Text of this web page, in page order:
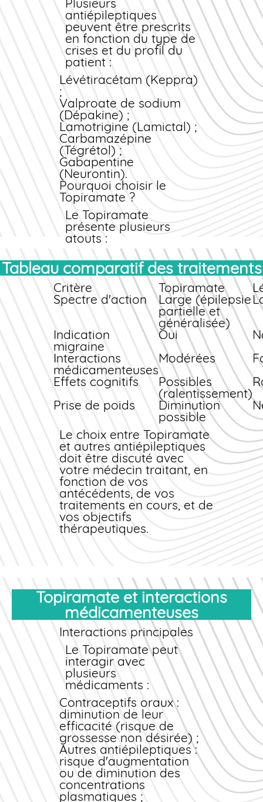
surveillance médicale,
notamment en raison
de ses interactions
médicamenteuses
possibles et de ses
effets sur le système
nerveux central. Le
questionnaire de santé
permet d'identifier les
contre-indications et
d'adapter le
traitement à votre
situation personnelle.
antiépileptiques
peuvent être prescrits
en fonction du type de
crises et du profil du
patient :
Lévétiracétam (Keppra)
;
Valproate de sodium
(Dépakine) ;
Lamotrigine (Lamictal) ;
Carbamazépine
(Tégrétol) ;
Gabapentine
(Neurontin).
Pourquoi choisir le
Topiramate ?
Le Topiramate
présente plusieurs
atouts :
Efficacité démontrée sur
plusieurs types
d'épilepsie ;
Double indication :
épilepsie et prévention
des migraines ;
Possibilité d'usage en
monothérapie ou en
association ;
Effet potentiel sur la
réduction pondérale
(sous surveillance
médicale).
Tableau comparatif des traitements
Critère Topiramate
Spectre d'action Large (épilepsie
partielle et
généralisée)
Indication
migraine
Oui
Interactions
médicamenteuses
Modérées
Effets cognitifs
Possibles
(ralentissement)
Prise de poids
Diminution
possible
Le choix entre Topiramate
et autres antiépileptiques
doit être discuté avec
votre médecin traitant, en
fonction de vos
antécédents, de vos
traitements en cours, et de
vos objectifs
thérapeutiques.
Topiramate et interactions
médicamenteuses
Interactions principales
Le Topiramate peut
interagir avec
plusieurs
médicaments :
Contraceptifs oraux :
diminution de leur
efficacité (risque de
grossesse non désirée) ;
Autres antiépileptiques :
risque d'augmentation
ou de diminution des
concentrations
plasmatiques ;